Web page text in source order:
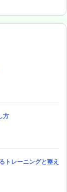
方
トレーニングと整え